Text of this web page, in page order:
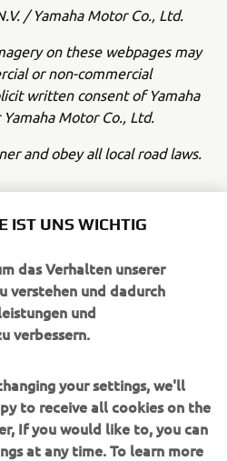
/ Yamaha Motor Co., Ltd.
on these webpages may
or non-commercial
written consent of Yamaha
Motor Co., Ltd.
and obey all local road laws.
IST UNS WICHTIG
das Verhalten unserer
verstehen und dadurch
und
verbessern.
your settings, we'll
to receive all cookies on the
If you would like to, you can
at any time. To learn more